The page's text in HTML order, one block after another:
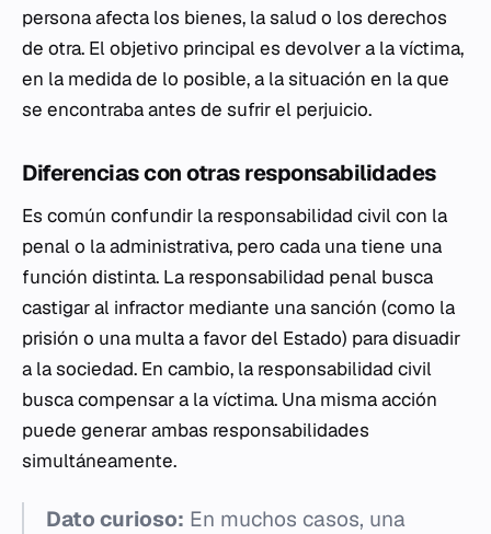
persona afecta los bienes, la salud o los derechos
de otra. El objetivo principal es devolver a la víctima,
en la medida de lo posible, a la situación en la que
se encontraba antes de sufrir el perjuicio.
Diferencias con otras responsabilidades
Es común confundir la responsabilidad civil con la
penal o la administrativa, pero cada una tiene una
función distinta. La responsabilidad penal busca
castigar al infractor mediante una sanción (como la
prisión o una multa a favor del Estado) para disuadir
a la sociedad. En cambio, la responsabilidad civil
busca compensar a la víctima. Una misma acción
puede generar ambas responsabilidades
simultáneamente.
Dato curioso: En muchos casos, una